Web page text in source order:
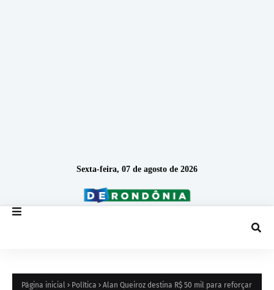
Sexta-feira, 07 de agosto de 2026
Página inicial Política
Alan Queiroz destina R$ 50 mil para reforçar